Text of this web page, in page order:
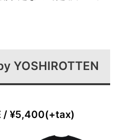
YOSHIROTTEN
/ ¥5,400(+tax)